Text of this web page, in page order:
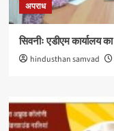
अपराध
सिवनीः एडीएम कार्यालय
hindusthan samvad